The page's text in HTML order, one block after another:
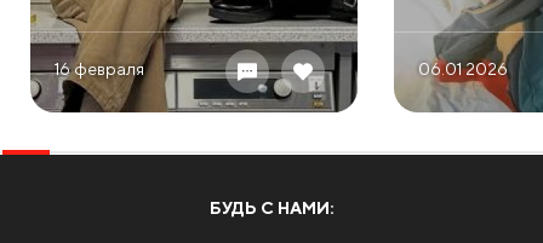
16 февраля 06.01 2026
БУДЬ С НАМИ: